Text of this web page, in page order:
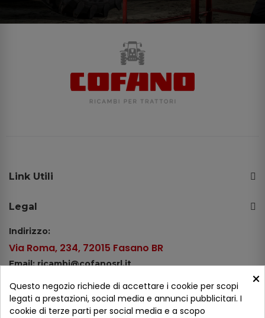
Link Utili
Legal
Indirizzo:
Via Roma, 234, 72015 Fasano BR
Email: ricambi@cofanosrl.it
Tel.: +39 080 44 13 478
WhatsApp: +39 334 98 51 100
×
Questo negozio richiede di accettare i cookie per scopi
legati a prestazioni, social media e annunci pubblicitari. I
cookie di terze parti per social media e a scopo